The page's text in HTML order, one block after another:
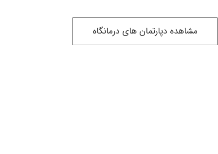
مشاهده دپارتمان های درمانگاه